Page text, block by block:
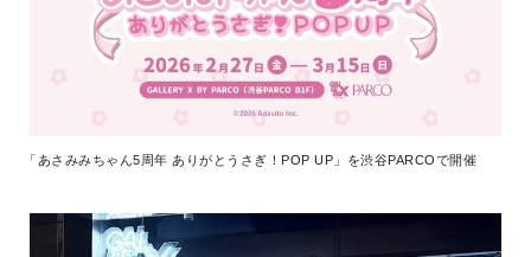
「あさみみちゃん5周年 ありがとうさぎ！POP UP」を渋谷PARCOで開催